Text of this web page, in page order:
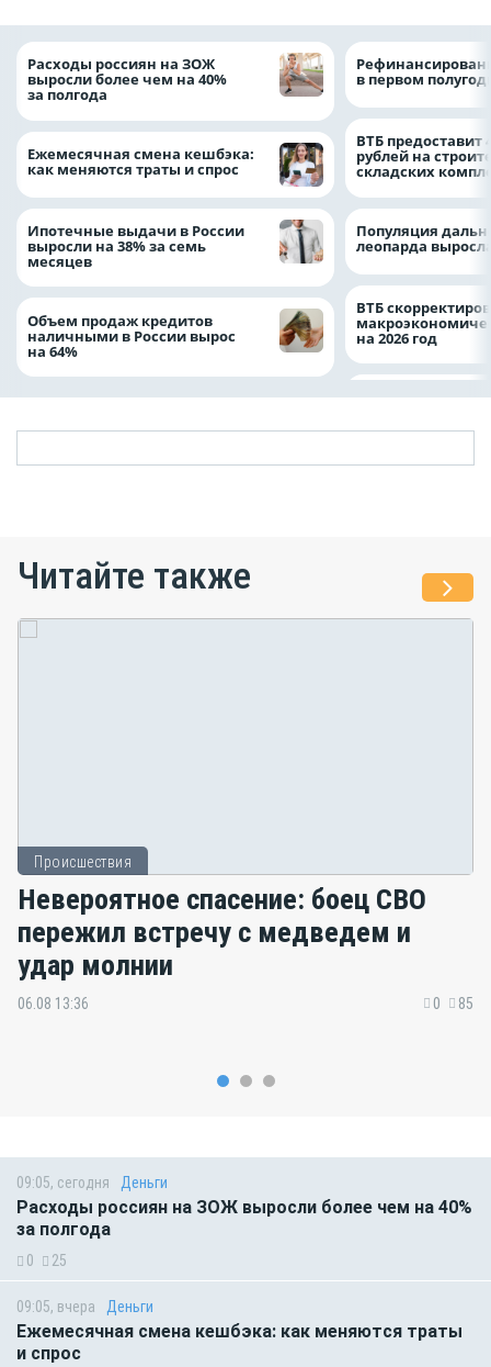
Расходы россиян на ЗОЖ
выросли более чем на 40%
за полгода
Ежемесячная смена кешбэка:
как меняются траты и спрос
Ипотечные выдачи в России
выросли на 38% за семь
месяцев
Объем продаж кредитов
наличными в России вырос
на 64%
в первом
ВТБ предоставит
рублей на
складских
Популяция
леопарда
ВТБ
на 2026 год
Читайте также
Происшествия
Невероятное спасение: боец СВО
пережил встречу с медведем и
удар молнии
06.08 13:36 0 85
09:05, сегодня Деньги
Расходы россиян на ЗОЖ выросли более чем на 40%
за полгода
0 25
09:05, вчера Деньги
Ежемесячная смена кешбэка: как меняются траты
и спрос